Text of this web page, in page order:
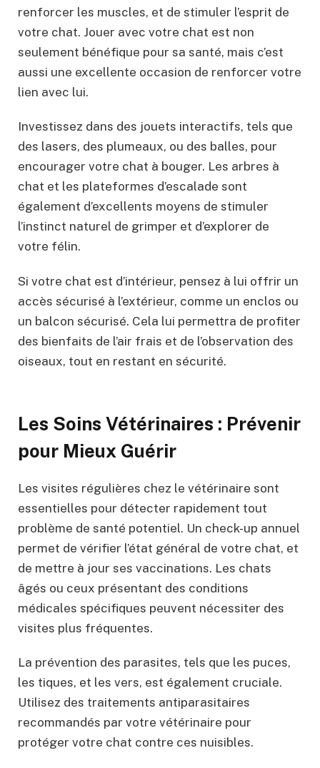
renforcer les muscles, et de stimuler l’esprit de
votre chat. Jouer avec votre chat est non
seulement bénéfique pour sa santé, mais c’est
aussi une excellente occasion de renforcer votre
lien avec lui.
Investissez dans des jouets interactifs, tels que
des lasers, des plumeaux, ou des balles, pour
encourager votre chat à bouger. Les arbres à
chat et les plateformes d’escalade sont
également d’excellents moyens de stimuler
l’instinct naturel de grimper et d’explorer de
votre félin.
Si votre chat est d’intérieur, pensez à lui offrir un
accès sécurisé à l’extérieur, comme un enclos ou
un balcon sécurisé. Cela lui permettra de profiter
des bienfaits de l’air frais et de l’observation des
oiseaux, tout en restant en sécurité.
Les Soins Vétérinaires : Prévenir
pour Mieux Guérir
Les visites régulières chez le vétérinaire sont
essentielles pour détecter rapidement tout
problème de santé potentiel. Un check-up annuel
permet de vérifier l’état général de votre chat, et
de mettre à jour ses vaccinations. Les chats
âgés ou ceux présentant des conditions
médicales spécifiques peuvent nécessiter des
visites plus fréquentes.
La prévention des parasites, tels que les puces,
les tiques, et les vers, est également cruciale.
Utilisez des traitements antiparasitaires
recommandés par votre vétérinaire pour
protéger votre chat contre ces nuisibles.